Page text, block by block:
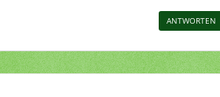
ANTWORTEN